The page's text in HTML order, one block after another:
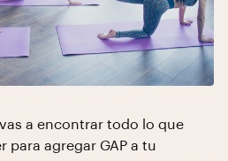
a encontrar todo lo que
para agregar GAP a tu